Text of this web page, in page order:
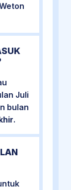
Juli
bulan
.